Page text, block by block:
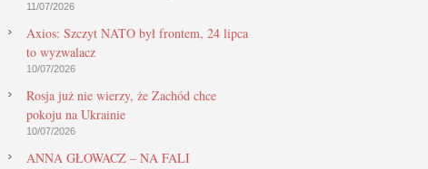
11/07/2026
Axios: Szczyt NATO był frontem, 24 lipca
to wyzwalacz
10/07/2026
Rosja już nie wierzy, że Zachód chce
pokoju na Ukrainie
10/07/2026
ANNA GŁOWACZ – NA FALI